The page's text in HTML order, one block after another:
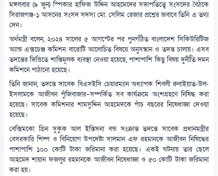
মঙ্গলবার (৯ জুন) স্পিকার হাফিজ উদ্দিন আহমেদের সভাপতিত্বে সংসদের বৈঠকে
সিরাজগঞ্জ-১ আসনের সংসদ সদস্য মো. সেলিম রেজার প্রশ্নের জবাবে তিনি এ তথ্য
দেন।
অর্থমন্ত্রী বলেন, ২০২৪ সালের ৫ আগস্টের পর পুনর্গঠিত বাংলাদেশ সিকিউরিটিজ
অ্যান্ড এক্সচেঞ্জ কমিশন বারোটি আলোচিত বিষয়ে অনুসন্ধান ও তদন্ত চালায়। এসব
তদন্তের ভিত্তিতে শাস্তিমূলক ব্যবস্থা নেওয়া হয়েছে, পাশাপাশি কিছু বিষয় দুর্নীতি দমন
কমিশনে পাঠানো হয়েছে।
তিনি জানান, তদন্তে সাবেক বিএসইসি চেয়ারম্যান অধ্যাপক শিবলী রুবাইয়াত-উল-
ইসলামকে আজীবন পুঁজিবাজার–সম্পর্কিত সব কার্যক্রমে অংশগ্রহণে নিষিদ্ধ করা
হয়েছে। সাবেক কমিশনার শামসুদ্দিন আহমেদকে পাঁচ বছরের নিষেধাজ্ঞা দেওয়া
হয়েছে।
বেক্সিমকো গ্রিন সুকুক আল ইস্তিসনা বন্ড সংক্রান্ত তদন্তে সাবেক প্রধানমন্ত্রীর
বেসরকারি শিল্প ও বিনিয়োগ উপদেষ্টা সালমান এফ রহমানকে আজীবন নিষিদ্ধের
পাশাপাশি ১০০ কোটি টাকা জরিমানা করা হয়েছে। একই ঘটনায় তার ছেলে
আহমেদ শায়ান ফজলুর রহমানকে আজীবন নিষেধাজ্ঞা ও ৫০ কোটি টাকা জরিমানা
করা হয়।